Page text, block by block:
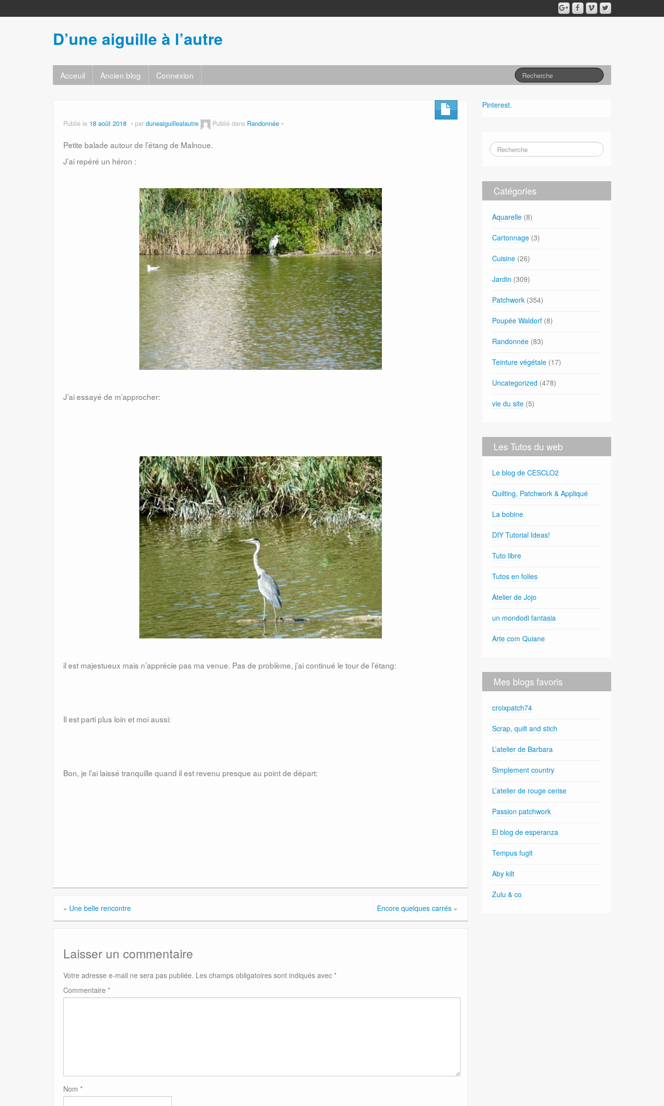
D’une aiguille à l’autre
Acceuil Ancien blog Connexion
Publié le 18 août 2018 par duneaiguillealautre Publié dans Randonnée
Petite balade autour de l’étang de Malnoue.
J’ai repéré un héron :
J’ai essayé de m’approcher:
il est majestueux mais n’apprécie pas ma venue. Pas de problème, j’ai continué le tour de l’étang:
Il est parti plus loin et moi aussi:
Bon, je l’ai laissé tranquille quand il est revenu presque au point de départ:
« Une belle rencontre Encore quelques carrés »
Laisser un commentaire
Votre adresse e-mail ne sera pas publiée. Les champs obligatoires sont indiqués avec *
Commentaire *
Nom *
Pinterest.
Catégories
Aquarelle (8)
Cartonnage (3)
Cuisine (26)
Jardin (309)
Patchwork (354)
Poupée Waldorf (8)
Randonnée (83)
Teinture végétale (17)
Uncategorized (478)
vie du site (5)
Les Tutos du web
Le blog de CESCLO2
Quilting, Patchwork & Appliqué
La bobine
DIY Tutorial Ideas!
Tuto libre
Tutos en folies
Atelier de Jojo
un mondodi fantasia
Arte com Quiane
Mes blogs favoris
croixpatch74
Scrap, quilt and stich
L’atelier de Barbara
Simplement country
L’atelier de rouge cerise
Passion patchwork
El blog de esperanza
Tempus fugit
Aby kilt
Zulu & co